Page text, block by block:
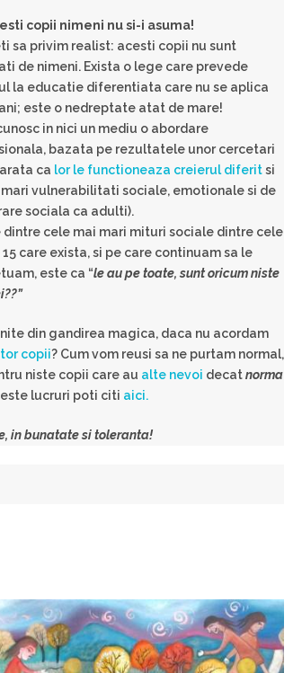
copii nimeni nu si-i asuma!
sa privim realist: acesti copii nu sunt
de nimeni. Exista o lege care prevede
la educatie diferentiata care nu se aplica
ani; este o nedreptate atat de mare!
in nici un mediu o abordare
bazata pe rezultatele unor cercetari
ca lor le functioneaza creierul diferitsi
mari vulnerabilitati sociale, emotionale si de
sociala ca adulti).
dintre cele mai mari mituri sociale dintre cele
care exista, si pe care continuam sa le
este ca “le au pe toate, sunt oricum niste
din gandirea magica, daca nu acordam
copii? Cum vom reusi sa ne purtam normal,
niste copii care au alte nevoi decatnorma
lucruri poti citi aici.
in bunatate si toleranta!